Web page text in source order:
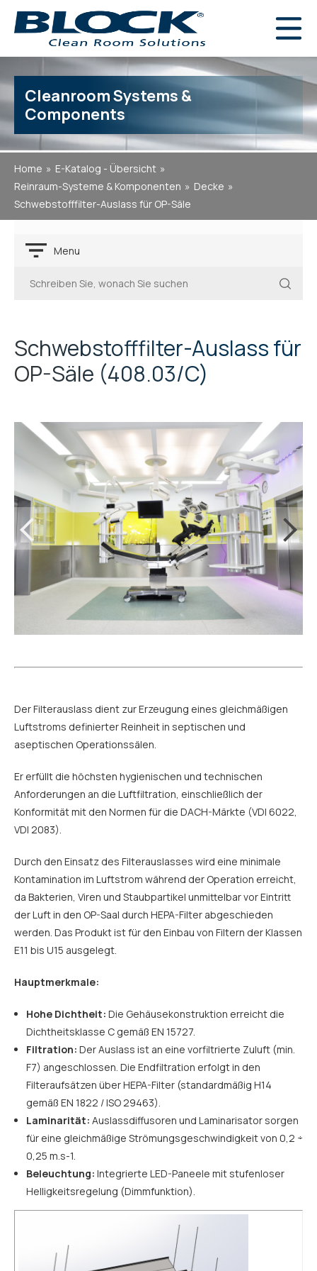
Cleanroom Systems &
Components
Home
E-Katalog - Übersicht
Reinraum-Systeme & Komponenten
Decke
Schwebstofffilter-Auslass für OP-Säle
Menu
Schwebstofffilter-Auslass für
OP-Säle 408.03/C
Der Filterauslass dient zur Erzeugung eines gleichmäßigen
Luftstroms definierter Reinheit in septischen und
aseptischen Operationssälen.
Er erfüllt die höchsten hygienischen und technischen
Anforderungen an die Luftfiltration, einschließlich der
Konformität mit den Normen für die DACH-Märkte (VDI 6022,
VDI 2083).
Durch den Einsatz des Filterauslasses wird eine minimale
Kontamination im Luftstrom während der Operation erreicht,
da Bakterien, Viren und Staubpartikel unmittelbar vor Eintritt
der Luft in den OP-Saal durch HEPA-Filter abgeschieden
werden. Das Produkt ist für den Einbau von Filtern der Klassen
E11 bis U15 ausgelegt.
Hauptmerkmale:
Hohe Dichtheit: Die Gehäusekonstruktion erreicht die
Dichtheitsklasse C gemäß EN 15727.
Filtration: Der Auslass ist an eine vorfiltrierte Zuluft (min.
F7) angeschlossen. Die Endfiltration erfolgt in den
Filteraufsätzen über HEPA-Filter (standardmäßig H14
gemäß EN 1822 / ISO 29463).
Laminarität: Auslassdiffusoren und Laminarisator sorgen
für eine gleichmäßige Strömungsgeschwindigkeit von 0,2 ÷
0,25 m.s-1.
Beleuchtung: Integrierte LED-Paneele mit stufenloser
Helligkeitsregelung (Dimmfunktion).